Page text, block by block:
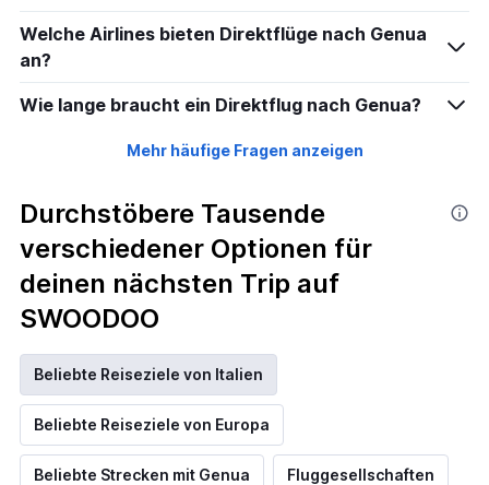
Welche Airlines bieten Direktflüge nach Genua
an?
Wie lange braucht ein Direktflug nach Genua?
Mehr häufige Fragen anzeigen
Durchstöbere Tausende
verschiedener Optionen für
deinen nächsten Trip auf
SWOODOO
Beliebte Reiseziele von Italien
Beliebte Reiseziele von Europa
Beliebte Strecken mit Genua Fluggesellschaften